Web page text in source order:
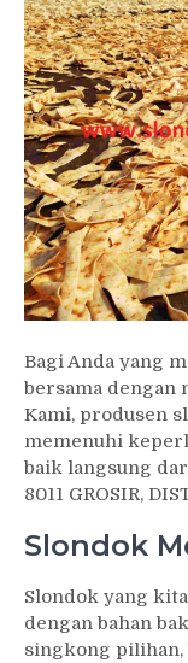
Bagi Anda yang
bersama dengan
Kami, produsen
memenuhi
baik langsung
8011 GROSIR,
Slondok
Slondok yang
dengan bahan
singkong pilihan,